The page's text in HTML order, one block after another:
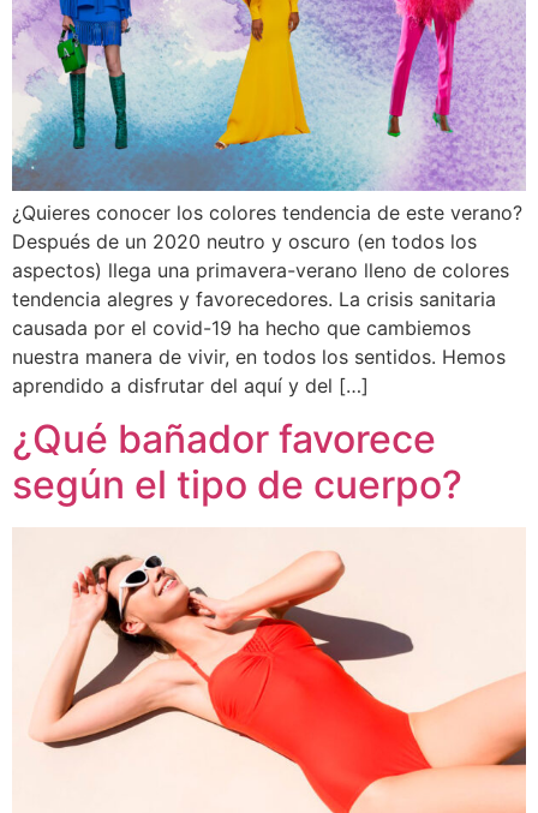
¿Quieres conocer los colores tendencia de este verano?
Después de un 2020 neutro y oscuro (en todos los
aspectos) llega una primavera-verano lleno de colores
tendencia alegres y favorecedores. La crisis sanitaria
causada por el covid-19 ha hecho que cambiemos
nuestra manera de vivir, en todos los sentidos. Hemos
aprendido a disfrutar del aquí y del […]
¿Qué bañador favorece
según el tipo de cuerpo?